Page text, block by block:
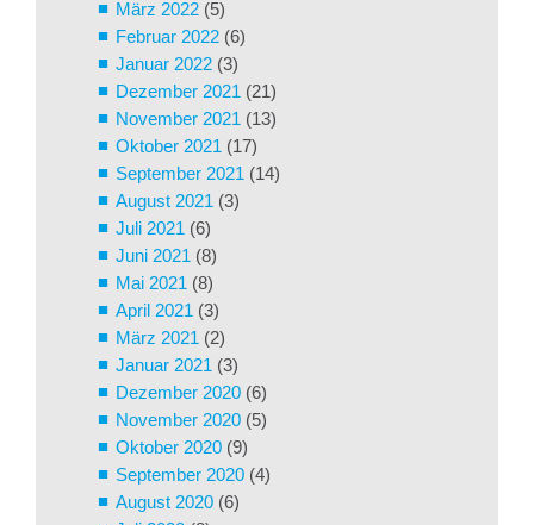
März 2022 (5)
Februar 2022 (6)
Januar 2022 (3)
Dezember 2021 (21)
November 2021 (13)
Oktober 2021 (17)
September 2021 (14)
August 2021 (3)
Juli 2021 (6)
Juni 2021 (8)
Mai 2021 (8)
April 2021 (3)
März 2021 (2)
Januar 2021 (3)
Dezember 2020 (6)
November 2020 (5)
Oktober 2020 (9)
September 2020 (4)
August 2020 (6)